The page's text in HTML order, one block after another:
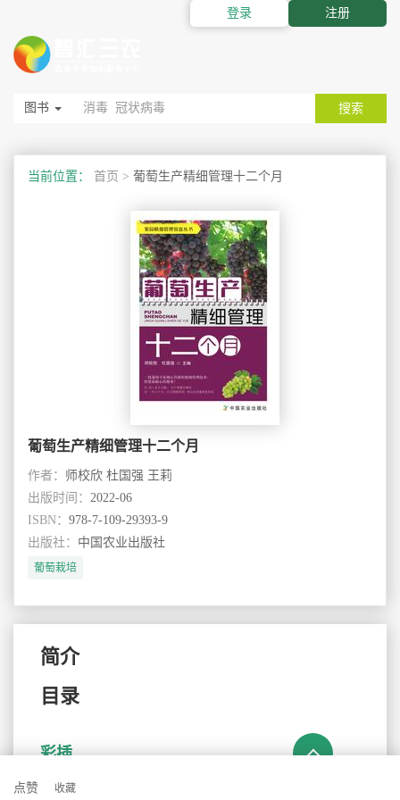
登录 注册
图书 搜索
当前位置： 首页 > 葡萄生产精细管理十二个月
葡萄生产精细管理十二个月
作者： 师校欣 杜国强 王莉
出版时间： 2022-06
ISBN： 978-7-109-29393-9
出版社： 中国农业出版社
葡萄栽培
点赞 收藏
简介
目录
彩插
彩图1 黑芭拉多彩图2 火焰无核彩图3 金星无